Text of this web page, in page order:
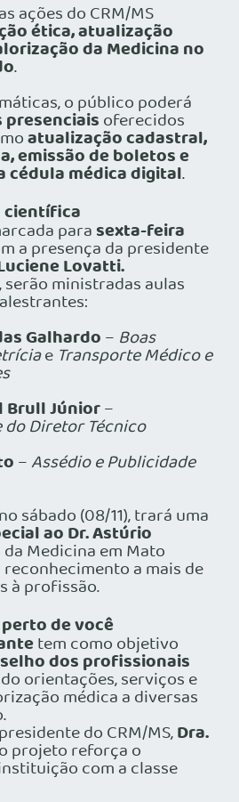
ações do CRM/MS
ética, atualização
da Medicina no
.
o público poderá
presenciais oferecidos
atualização cadastral,
emissão de boletos e
cédula médica digital.
científica
para sexta-feira
a presença da presidente
Lovatti.
ministradas aulas
Galhardo – Boas
e Transporte Médico e
Brull Júnior–
do Diretor Técnico
–Assédio e Publicidade
sábado (08/11), trará uma
ao Dr. Astúrio
da Medicina em Mato
reconhecimento a mais de
à profissão.
perto de você
tem como objetivo
dos profissionais
orientações, serviços e
médica a diversas
do CRM/MS,Dra.
projeto reforça o
com a classe